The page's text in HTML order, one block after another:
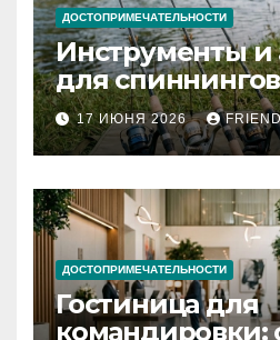
ДОСТОПРИМЕЧАТЕЛЬНОСТИ
Инструменты и
для
рыбалки:
типы
17 ИЮНЯ 2026
ДОСТОПРИМЕЧАТЕЛЬНОСТИ
Гостиница для
командировки: